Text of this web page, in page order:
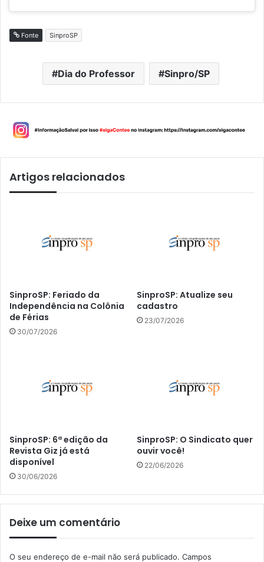
Fonte SinproSP
Dia do Professor Sinpro/SP
Artigos relacionados
SinproSP: Feriado da
Independência na Colônia
de Férias
30/07/2026
SinproSP: Atualize seu
cadastro
23/07/2026
SinproSP: 6ª edição da
Revista Giz já está
disponível
30/06/2026
SinproSP: O Sindicato quer
ouvir você!
22/06/2026
Deixe um comentário
O seu endereço de e-mail não será publicado. Campos